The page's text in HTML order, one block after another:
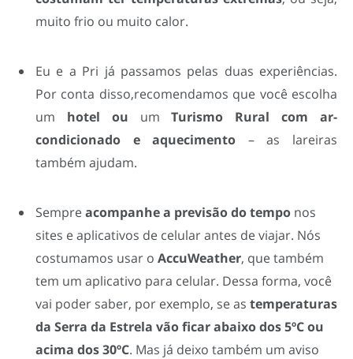
muito frio ou muito calor.
Eu e a Pri já passamos pelas duas experiências.
Por conta disso,recomendamos que você escolha
um hotel ou um Turismo Rural
com ar-
condicionado e aquecimento – as lareiras
também ajudam.
Sempreacompanhe a previsão do tempo nos
sites e aplicativos de celular antes de viajar. Nós
costumamos usar o AccuWeather, que também
tem um aplicativo para celular. Dessa forma, você
vai poder saber, por exemplo, se as temperaturas
da Serra da Estrela vão ficar abaixo dos 5ºC ou
acima dos 30ºC. Mas já deixo também um aviso